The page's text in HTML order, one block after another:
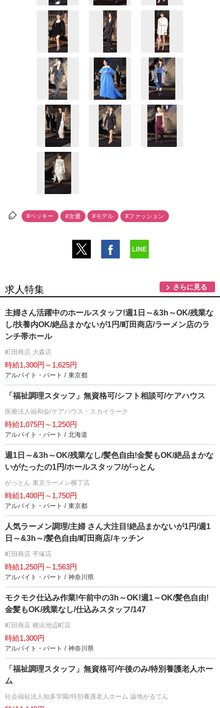
#ベッキー #女優 #モデル #ファッション
求人特集 さらに見る
主婦さん活躍中のホールスタッフ!週1日～&3h～OK/残業な
し/扶養内OK/絶品まかないが1円/町田商店/ラーメン店のラ
ンチ帯ホール
町田商店 大森店
時給1,300円～1,625円
アルバイト・パート / 東京都
「福祉調理スタッフ」無資格可/シフト相談可/ケアハウス
医療法人福和会/ケアハウス・スカイラーク
時給1,075円～1,250円
アルバイト・パート / 北海道
週1日～&3h～OK/残業なし/髪色自由!金髪もOK/絶品まかな
いがたったの1円/ホールスタッフ/がっとん
がっとん 東京ラーメン横丁店
時給1,400円～1,750円
アルバイト・パート / 東京都
人気ラーメン調理/主婦 さん大注目!絶品まかないが1円/週1
日～&3h～/髪色自由/町田商店/キッチン
町田商店 平塚店
時給1,250円～1,563円
アルバイト・パート / 神奈川県
モクモク仕込み作業!午前中の3h～OK!週1～OK/髪色自由!
金髪もOK/残業なし/仕込みスタッフ/147
町田商店 横浜池辺町店
時給1,300円
アルバイト・パート / 神奈川県
「福祉調理スタッフ」無資格可/午後のみ/特別養護老人ホー
ム
社会福祉法人知多学園/特別養護老人ホーム 論地がるてん